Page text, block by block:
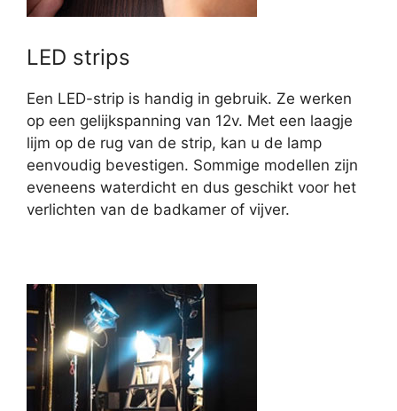
LED strips
Een LED-strip is handig in gebruik. Ze werken
op een gelijkspanning van 12v. Met een laagje
lijm op de rug van de strip, kan u de lamp
eenvoudig bevestigen. Sommige modellen zijn
eveneens waterdicht en dus geschikt voor het
verlichten van de badkamer of vijver.